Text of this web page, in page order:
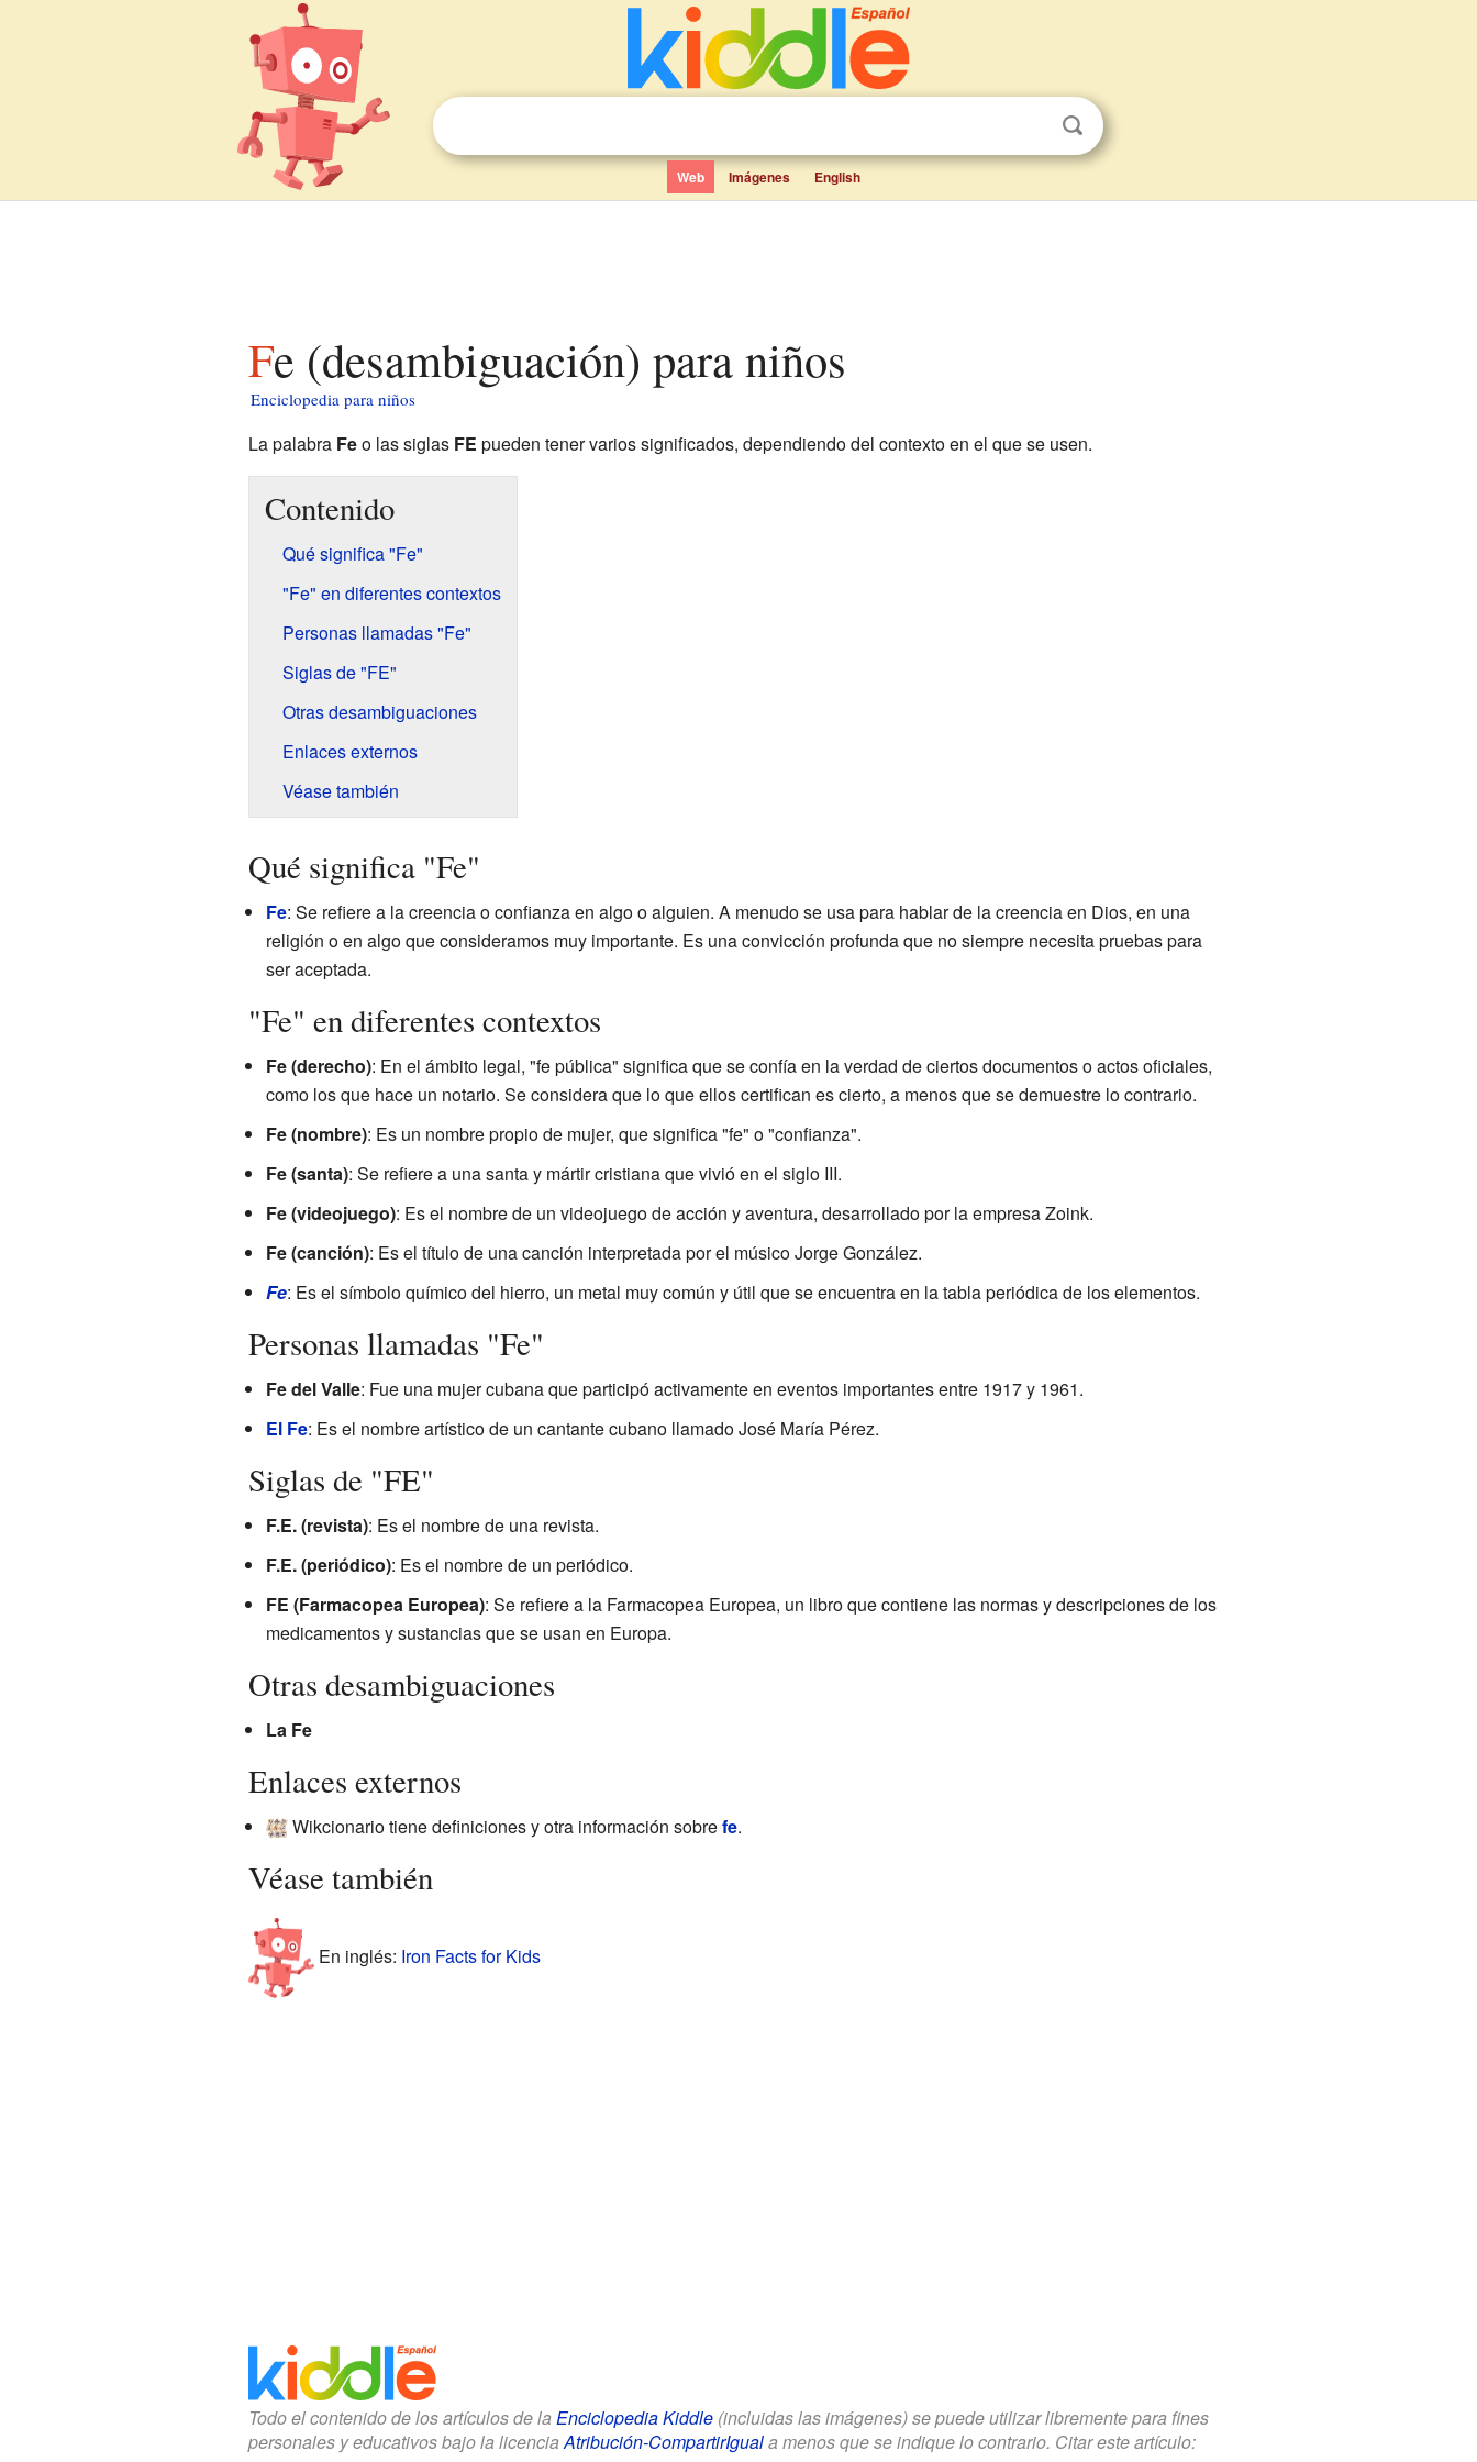
Web Imágenes English
Fe (desambiguación) para niños
Enciclopedia para niños
La palabra Feo las siglas FE pueden tener varios significados, dependiendo del contexto en el que se usen.
Contenido
Qué significa "Fe"
"Fe" en diferentes contextos
Personas llamadas "Fe"
Siglas de "FE"
Otras desambiguaciones
Enlaces externos
Véase también
Qué significa "Fe"
Fe: Se refiere a la creencia o confianza en algo o alguien. A menudo se usa para hablar de la creencia en Dios, en una
religión o en algo que consideramos muy importante. Es una convicción profunda que no siempre necesita pruebas para
ser aceptada.
"Fe" en diferentes contextos
Fe (derecho): En el ámbito legal, "fe pública" significa que se confía en la verdad de ciertos documentos o actos oficiales,
como los que hace un notario. Se considera que lo que ellos certifican es cierto, a menos que se demuestre lo contrario.
Fe (nombre): Es un nombre propio de mujer, que significa "fe" o "confianza".
Fe (santa): Se refiere a una santa y mártir cristiana que vivió en el siglo III.
Fe (videojuego): Es el nombre de un videojuego de acción y aventura, desarrollado por la empresa Zoink.
Fe (canción): Es el título de una canción interpretada por el músico Jorge González.
Fe: Es el símbolo químico del hierro, un metal muy común y útil que se encuentra en la tabla periódica de los elementos.
Personas llamadas "Fe"
Fe del Valle: Fue una mujer cubana que participó activamente en eventos importantes entre 1917 y 1961.
El Fe: Es el nombre artístico de un cantante cubano llamado José María Pérez.
Siglas de "FE"
F.E. (revista): Es el nombre de una revista.
F.E. (periódico): Es el nombre de un periódico.
FE (Farmacopea Europea): Se refiere a la Farmacopea Europea, un libro que contiene las normas y descripciones de los
medicamentos y sustancias que se usan en Europa.
Otras desambiguaciones
La Fe
Enlaces externos
Wikcionario tiene definiciones y otra información sobrefe.
Véase también
En inglés: Iron Facts for Kids
Todo el contenido de los artículos de la Enciclopedia Kiddle(incluidas las imágenes) se puede utilizar libremente para fines
personales y educativos bajo la licenciaAtribución-CompartirIguala menos que se indique lo contrario. Citar este artículo: